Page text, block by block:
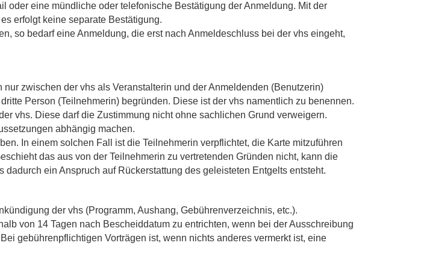
oder eine mündliche oder telefonische Bestätigung der Anmeldung. Mit der
erfolgt keine separate Bestätigung.
so bedarf eine Anmeldung, die erst nach Anmeldeschluss bei der vhs eingeht,
zwischen der vhs als Veranstalterin und der Anmeldenden (Benutzerin)
Person (Teilnehmerin) begründen. Diese ist der vhs namentlich zu benennen.
vhs. Diese darf die Zustimmung nicht ohne sachlichen Grund verweigern.
abhängig machen.
In einem solchen Fall ist die Teilnehmerin verpflichtet, die Karte mitzuführen
das aus von der Teilnehmerin zu vertretenden Gründen nicht, kann die
ein Anspruch auf Rückerstattung des geleisteten Entgelts entsteht.
der vhs (Programm, Aushang, Gebührenverzeichnis, etc.).
von 14 Tagen nach Bescheiddatum zu entrichten, wenn bei der Ausschreibung
gebührenpflichtigen Vorträgen ist, wenn nichts anderes vermerkt ist, eine